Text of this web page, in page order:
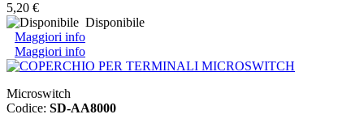
5,20 €
Disponibile
Maggiori info
Maggiori info
Microswitch
Codice: SD-AA8000